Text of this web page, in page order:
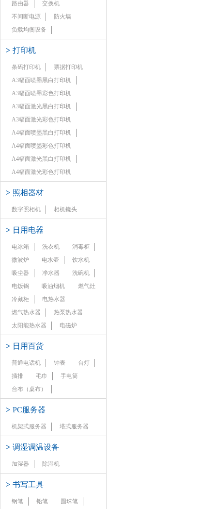
路由器
交换机
不间断电源
防火墙
负载均衡设备
> 打印机
条码打印机
票据打印机
A3幅面喷墨黑白打印机
A3幅面喷墨彩色打印机
A3幅面激光黑白打印机
A3幅面激光彩色打印机
A4幅面喷墨黑白打印机
A4幅面喷墨彩色打印机
A4幅面激光黑白打印机
A4幅面激光彩色打印机
> 照相器材
数字照相机 相机镜头
> 日用电器
电冰箱 洗衣机
消毒柜
微波炉
电水壶
饮水机
吸尘器
净水器
洗碗机
电饭锅
吸油烟机
燃气灶
冷藏柜
电热水器
燃气热水器
热泵热水器
太阳能热水器
电磁炉
> 日用百货
普通电话机 钟表
台灯
插排
毛巾
手电筒
台布（桌布）
> PC服务器
机架式服务器 塔式服务器
> 调湿调温设备
加湿器 除湿机
> 书写工具
钢笔 铅笔
圆珠笔